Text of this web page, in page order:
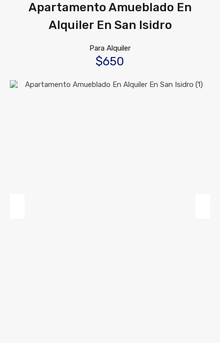
Apartamento Amueblado En
Alquiler En San Isidro
Para Alquiler
$650